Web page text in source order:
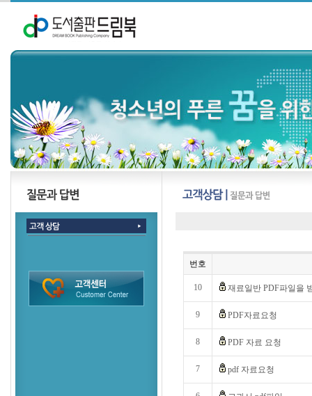
번호
10 재료일반 PDF파일을
9 PDF자료요청
8 PDF 자료 요청
7 pdf 자료요청